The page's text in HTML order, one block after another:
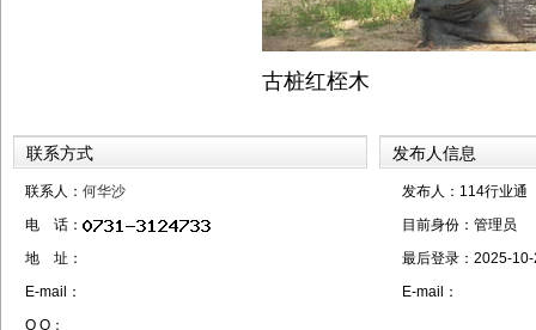
古桩红桎木
联系方式
联系人： 何华沙
电 话：
地 址：
E-mail：
Q Q：
发布人信息
发布人：114行业通
目前身份： 管理员
最后登录： 2025-
E-mail：